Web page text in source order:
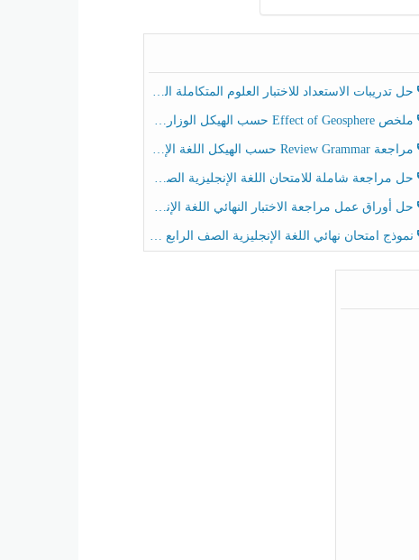
حل تدريبات الاستعداد للاختبار العلوم المتكاملة الصف الخامس عام الفصل الثالث
ملخص Effect of Geosphere حسب الهيكل الوزاري العلوم المتكاملة الصف الخامس انسبير الفصل الثالث
مراجعة Review Grammar حسب الهيكل اللغة الإنجليزية الصف الخامس الفصل الثالث
حل مراجعة شاملة للامتحان اللغة الإنجليزية الصف الخامس الفصل الثالث
حل أوراق عمل مراجعة الاختبار النهائي اللغة الإنجليزية الصف الرابع الفصل الثالث
نموذج امتحان نهائي اللغة الإنجليزية الصف الرابع الفصل الثالث